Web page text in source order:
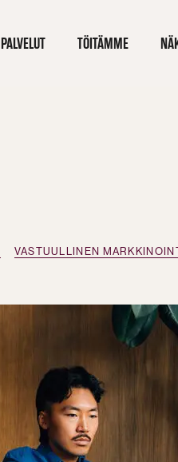
PALVELUT TÖITÄMME
VASTUULLINEN